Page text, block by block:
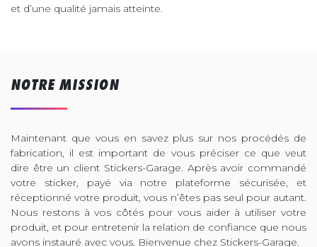
et d’une qualité jamais atteinte.
NOTRE MISSION
Maintenant que vous en savez plus sur nos procédés de
fabrication, il est important de vous préciser ce que veut
dire être un client Stickers-Garage. Après avoir commandé
votre sticker, payé via notre plateforme sécurisée, et
réceptionné votre produit, vous n’êtes pas seul pour autant.
Nous restons à vos côtés pour vous aider à utiliser votre
produit, et pour entretenir la relation de confiance que nous
avons instauré avec vous. Bienvenue chez Stickers-Garage.